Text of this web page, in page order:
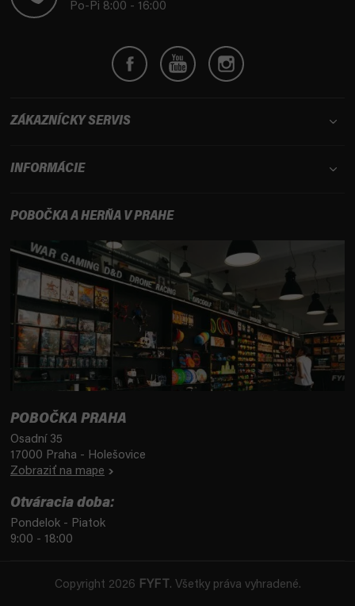
Po-Pi 8:00 - 16:00
ZÁKAZNÍCKY SERVIS
INFORMÁCIE
POBOČKA A HERŇA V PRAHE
POBOČKA PRAHA
Osadní 35
17000 Praha - Holešovice
Zobraziť na mape
Otváracia doba:
Pondelok - Piatok
9:00 - 18:00
Copyright 2026 FYFT . Všetky práva vyhradené.